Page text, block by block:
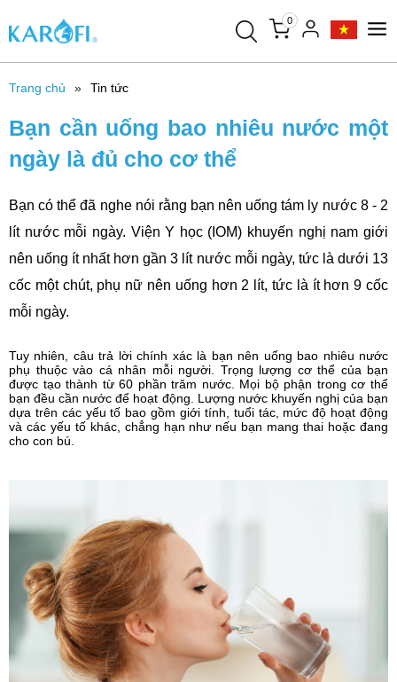
0
Trang chủ Tin tức
Bạn cần uống bao nhiêu nước một
ngày là đủ cho cơ thể
Bạn có thể đã nghe nói rằng bạn nên uống tám ly nước 8 - 2
lít nước mỗi ngày. Viện Y học (IOM) khuyến nghị nam giới
nên uống ít nhất hơn gần 3 lít nước mỗi ngày, tức là dưới 13
cốc một chút, phụ nữ nên uống hơn 2 lít, tức là ít hơn 9 cốc
mỗi ngày.
Tuy nhiên, câu trả lời chính xác là bạn nên uống bao nhiêu nước
phụ thuộc vào cá nhân mỗi người. Trọng lượng cơ thể của bạn
được tạo thành từ 60 phần trăm nước. Mọi bộ phận trong cơ thể
bạn đều cần nước để hoạt động. Lượng nước khuyến nghị của bạn
dựa trên các yếu tố bao gồm giới tính, tuổi tác, mức độ hoạt động
và các yếu tố khác, chẳng hạn như nếu bạn mang thai hoặc đang
cho con bú.